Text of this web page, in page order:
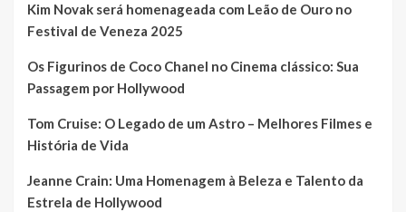
Kim Novak será homenageada com Leão de Ouro no
Festival de Veneza 2025
Os Figurinos de Coco Chanel no Cinema clássico: Sua
Passagem por Hollywood
Tom Cruise: O Legado de um Astro – Melhores Filmes e
História de Vida
Jeanne Crain: Uma Homenagem à Beleza e Talento da
Estrela de Hollywood